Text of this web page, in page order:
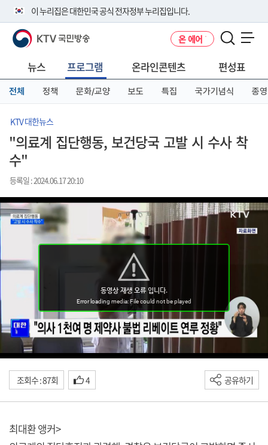
이 누리집은 대한민국 공식 전자정부 누리집입니다.
공식 누리집 주소 확인하기
니다.
이밖에 or.kr 또는 .kr등 다른 도메인 주소를 사용하고 있다면 아래 URL에
서 도메인 주소를 확인해 보세요
KTV 국민방송 온 에어
뉴스 프로그램 온라인콘텐츠 편성표
전체 정책 문화/교양 보도 특집 국가기념식 종영
KTV 대한뉴스
"의료계 집단행동, 보건당국 고발 시 수사 착
수"
등록일 : 2024.06.17 20:10
조회수 : 87회 4 공유하기
최대환 앵커>